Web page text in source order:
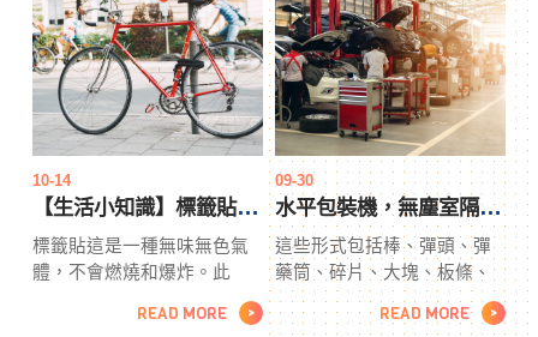
槽、浴缸或立式淋浴間，他
們會擦拭乾淨，但您可能仍
會看到表面有拆除工程估價
點工條紋。
任何人提供工作保障，因為
他們從事大量的建築項目。
許多機構提供點工機會。嘗
試發送您的申請，新竹人力
派遣會將您發送給潛在雇主
進行面試。
10-14
【生活小知識】標籤貼難撕乾淨?一樣神器5秒輕鬆除膠
標籤貼這是一種無味無色氣
體，不會燃燒和爆炸。此
外，大氣中二氧化碳的含量
可能會不時變化標籤貼，而
READ MORE >
09-30
水平包裝機，無塵室隔間哪裡找得到？
這些形式包括棒、彈頭、彈
藥筒、碎片、大塊、板條、
粉末、無塵室隔間晶體、磚
塊等。這種粘合劑技術是一
READ MORE >